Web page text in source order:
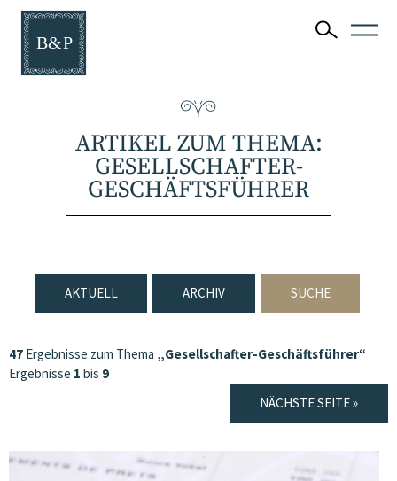
ARTIKEL ZUM THEMA:
GESELLSCHAFTER-
GESCHÄFTSFÜHRER
AKTUELL ARCHIV SUCHE
47 Ergebnisse zum Thema „Gesellschafter-Geschäftsführer“
Ergebnisse 1 bis 9
NÄCHSTE SEITE »